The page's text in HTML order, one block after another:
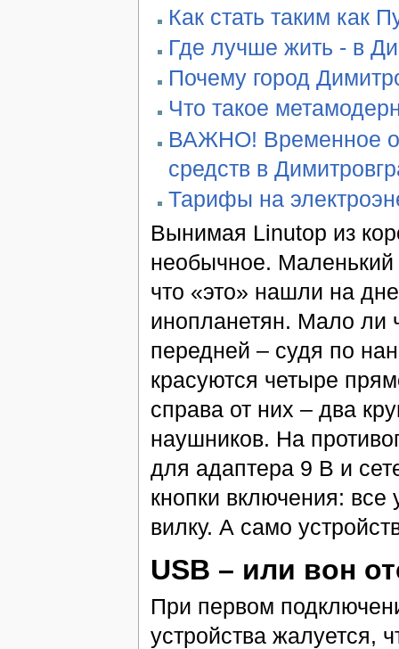
Как стать таким как
Где лучше жить - в
Почему город
Что такое
ВАЖНО! Временное
средств в
Тарифы на
Вынимая Linutop из
необычное. Маленький
что «это» нашли на
инопланетян. Мало ли
передней – судя по
красуются четыре
справа от них – два
наушников. На
для адаптера 9 В и
кнопки включения: все
вилку. А само
USB – или вон
При первом
устройства жалуется,